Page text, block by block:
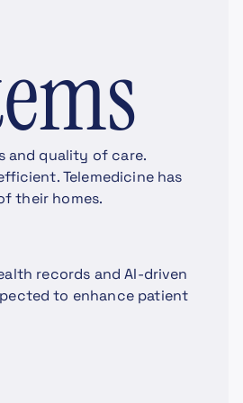
and quality of care.
Telemedicine has
their homes.
records and AI-driven
to enhance patient